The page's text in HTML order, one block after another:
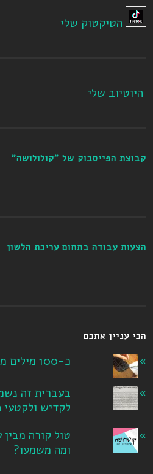
הטיקטוק שלי
היוטיוב שלי
קבוצת הפייסבוק של "קולולושה"
הצעות עבודה בתחום עריכת הלשון
הכי עניין אתכם
כ-100 מילים מולחמות
בעברית זה
לקדיש ולקטעי
טול קורה
ומה משמעו?